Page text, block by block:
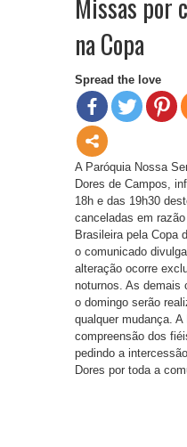
Missas por
na Copa
Spread the love
A Paróquia Nossa
Dores de Campos,
18h e das 19h30
canceladas em
Brasileira pela Copa
o comunicado
alteração ocorre
noturnos. As demais
o domingo serão
qualquer mudança.
compreensão dos
pedindo a
Dores por toda a